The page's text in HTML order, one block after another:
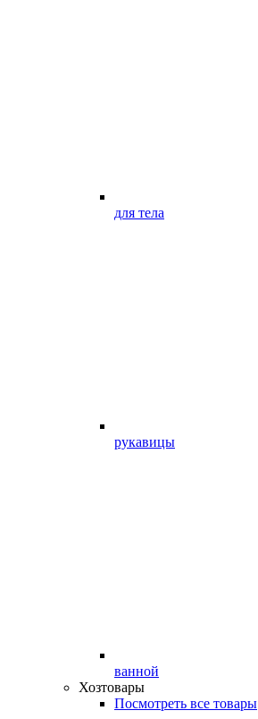
для тела
рукавицы
ванной
Хозтовары
Посмотреть все товары